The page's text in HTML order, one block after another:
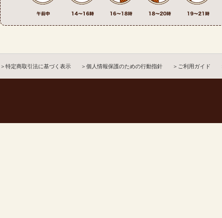
＞特定商取引法に基づく表示 ＞個人情報保護のための行動指針 ＞ご利用ガイド